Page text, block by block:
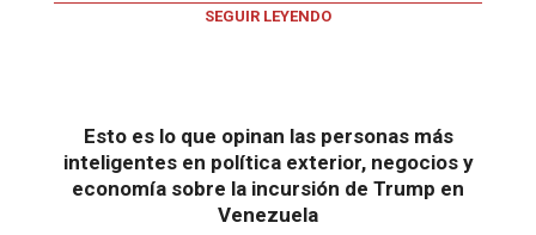
SEGUIR LEYENDO
Esto es lo que opinan las personas más
inteligentes en política exterior, negocios y
economía sobre la incursión de Trump en
Venezuela